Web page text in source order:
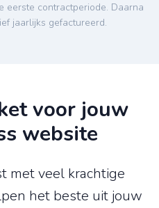
eerste contractperiode. Daarna
jaarlijks gefactureerd.
voor jouw
website
met veel krachtige
het beste uit jouw